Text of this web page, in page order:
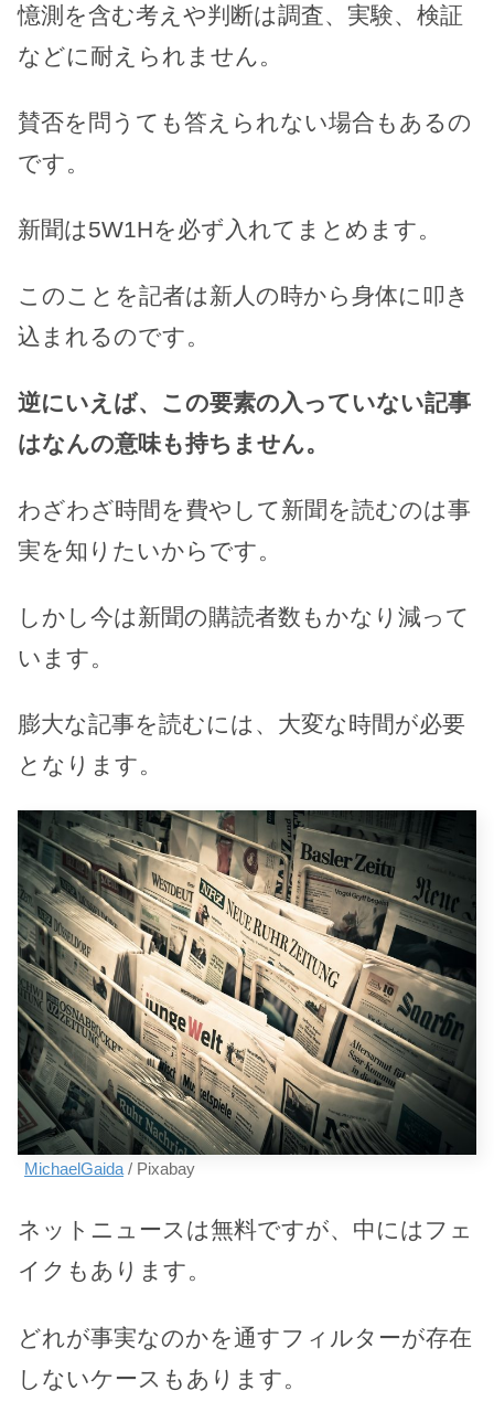
憶測を含む考えや判断は調査、実験、検証
などに耐えられません。
賛否を問うても答えられない場合もあるの
です。
新聞は5W1Hを必ず入れてまとめます。
このことを記者は新人の時から身体に叩き
込まれるのです。
逆にいえば、この要素の入っていない記事
はなんの意味も持ちません。
わざわざ時間を費やして新聞を読むのは事
実を知りたいからです。
しかし今は新聞の購読者数もかなり減って
います。
膨大な記事を読むには、大変な時間が必要
となります。
MichaelGaida/ Pixabay
ネットニュースは無料ですが、中にはフェ
イクもあります。
どれが事実なのかを通すフィルターが存在
しないケースもあります。